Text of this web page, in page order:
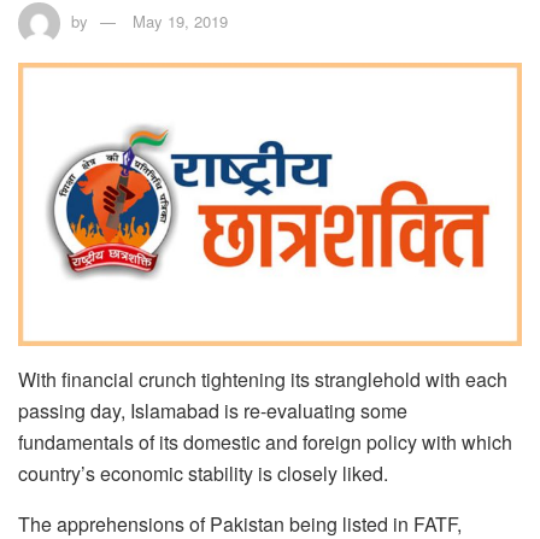
by May 19, 2019
With financial crunch tightening its stranglehold with each
passing day, Islamabad is re-evaluating some
fundamentals of its domestic and foreign policy with which
country’s economic stability is closely liked.
The apprehensions of Pakistan being listed in FATF,